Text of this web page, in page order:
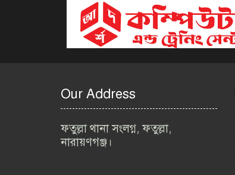
Our Address
ফতুল্লা থানা সংলগ্ন, ফতুল্লা,
নারায়ণগঞ্জ।